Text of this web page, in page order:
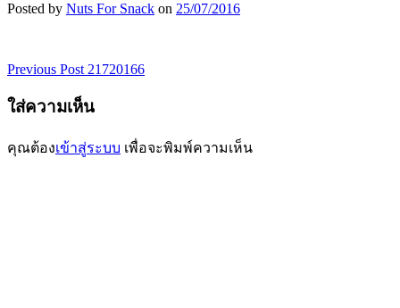
Posted by Nuts For Snack on 25/07/2016
เมนู
นำทาง
เรื่อง
Previous Post 21720166
ใส่ความเห็น
คุณต้องเข้าสู่ระบบ เพื่อจะพิมพ์ความเห็น